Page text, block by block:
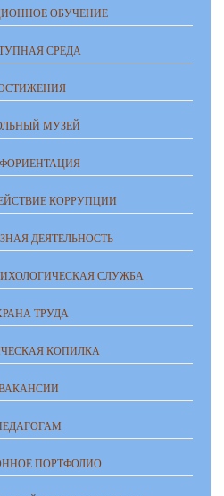
ОБУЧЕНИЕ
СРЕДА
МУЗЕЙ
КОРРУПЦИИ
ДЕЯТЕЛЬНОСТЬ
СЛУЖБА
ТРУДА
КОПИЛКА
ПОРТФОЛИО